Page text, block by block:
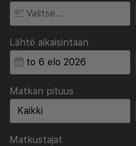
Lähtö aikaisintaan
Matkan pituus
Matkustajat